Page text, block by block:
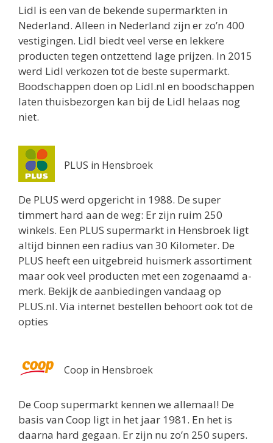
Lidl is een van de bekende supermarkten in
Nederland. Alleen in Nederland zijn er zo’n 400
vestigingen. Lidl biedt veel verse en lekkere
producten tegen ontzettend lage prijzen. In 2015
werd Lidl verkozen tot de beste supermarkt.
Boodschappen doen op Lidl.nl en boodschappen
laten thuisbezorgen kan bij de Lidl helaas nog
niet.
PLUS in Hensbroek
De PLUS werd opgericht in 1988. De super
timmert hard aan de weg: Er zijn ruim 250
winkels. Een PLUS supermarkt in Hensbroek ligt
altijd binnen een radius van 30 Kilometer. De
PLUS heeft een uitgebreid huismerk assortiment
maar ook veel producten met een zogenaamd a-
merk. Bekijk de aanbiedingen vandaag op
PLUS.nl. Via internet bestellen behoort ook tot de
opties
Coop in Hensbroek
De Coop supermarkt kennen we allemaal! De
basis van Coop ligt in het jaar 1981. En het is
daarna hard gegaan. Er zijn nu zo’n 250 supers.